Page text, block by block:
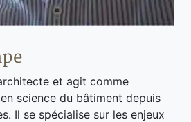
et agit comme
science du bâtiment depuis
Il se spécialise sur les enjeux